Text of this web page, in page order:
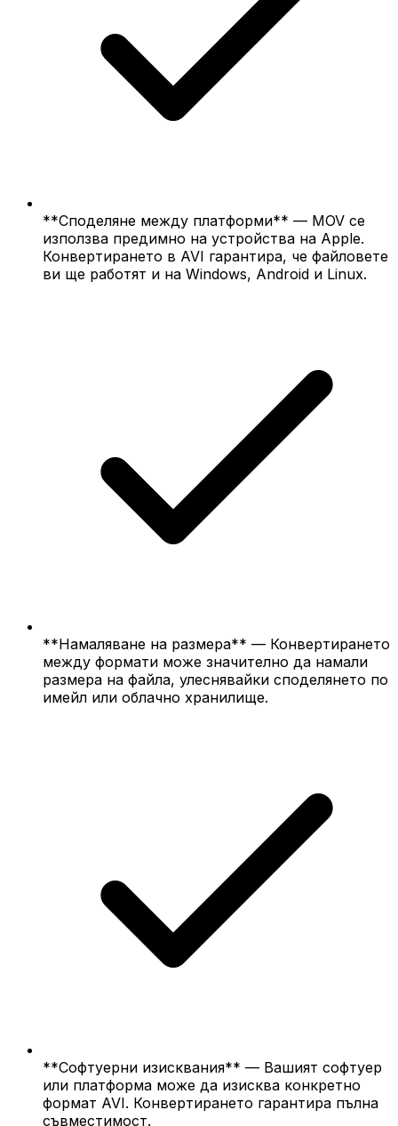
**Споделяне между платформи** — MOV се
използва предимно на устройства на Apple.
Конвертирането в AVI гарантира, че файловете
ви ще работят и на Windows, Android и Linux.
**Намаляване на размера** — Конвертирането
между формати може значително да намали
размера на файла, улеснявайки споделянето по
имейл или облачно хранилище.
**Софтуерни изисквания** — Вашият софтуер
или платформа може да изисква конкретно
формат AVI. Конвертирането гарантира пълна
съвместимост.